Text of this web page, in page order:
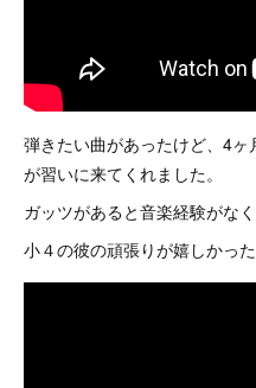
弾きたい曲があったけど、4
が習いに来てくれました。
ガッツがあると音楽経験がな
小４の彼の頑張りが嬉しかった